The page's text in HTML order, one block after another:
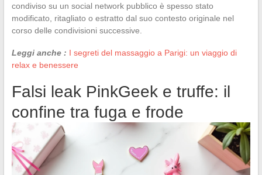
condiviso su un social network pubblico è spesso stato
modificato, ritagliato o estratto dal suo contesto originale nel
corso delle condivisioni successive.
Leggi anche : I segreti del massaggio a Parigi: un viaggio di
relax e benessere
Falsi leak PinkGeek e truffe: il
confine tra fuga e frode